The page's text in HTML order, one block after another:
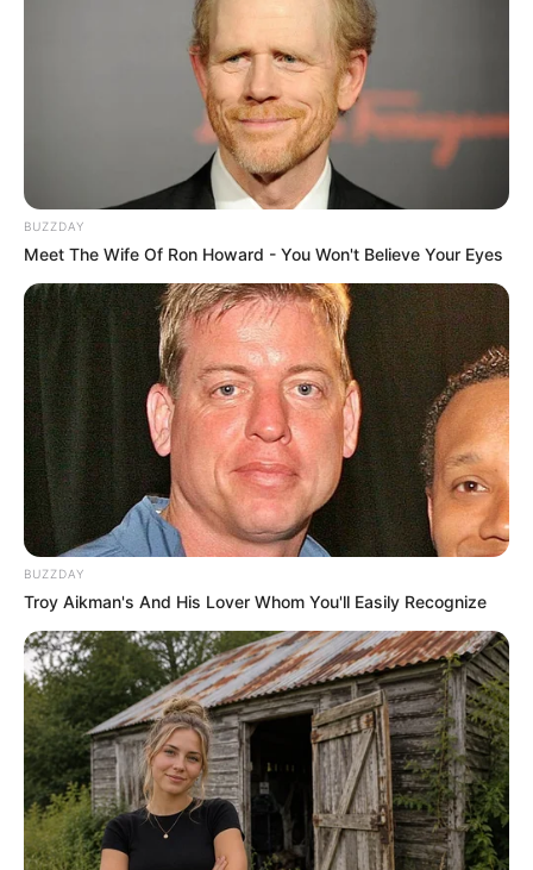
BUZZDAY
Meet The Wife Of Ron Howard - You Won't Believe Your Eyes
BUZZDAY
Troy Aikman's And His Lover Whom You'll Easily Recognize